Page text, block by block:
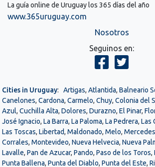
La guía online de Uruguay los 365 días del año
www.365uruguay.com
Nosotros
Seguinos en:
Cities in Uruguay: Artigas, Atlantida, Balneario
Canelones, Cardona, Carmelo, Chuy, Colonia del
Azul, Cuchilla Alta, Dolores, Durazno, El Pinar,
José Ignacio, La Barra, La Paloma, La Pedrera, Las
Las Toscas, Libertad, Maldonado, Melo, Mercedes
Corrales, Montevideo, Nueva Helvecia, Nueva
Lavalle, Pan de Azucar, Pando, Paso de los Toros,
Punta Ballena, Punta del Diablo, Punta del Este,